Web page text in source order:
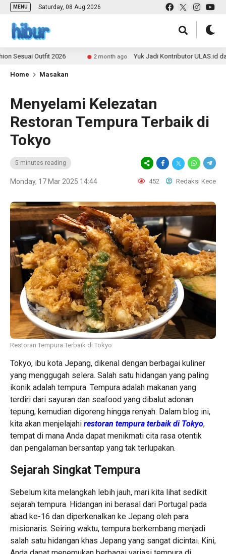
MENU Saturday, 08 Aug 2026
Outfit 2026 2 month ago Yuk Jadi Kontributor ULAS.id dan
Home Masakan
Menyelami Kelezatan
Restoran Tempura Terbaik di
Tokyo
5 minutes reading
Monday, 17 Mar 2025 14:44 452 Redaksi Kece
Restoran Tempura Terbaik di Tokyo
Tokyo, ibu kota Jepang, dikenal dengan berbagai kuliner
yang menggugah selera. Salah satu hidangan yang paling
ikonik adalah tempura. Tempura adalah makanan yang
terdiri dari sayuran dan seafood yang dibalut adonan
tepung, kemudian digoreng hingga renyah. Dalam blog ini,
kita akan menjelajahi restoran tempura terbaik di Tokyo,
tempat di mana Anda dapat menikmati cita rasa otentik
dan pengalaman bersantap yang tak terlupakan.
Sejarah Singkat Tempura
Sebelum kita melangkah lebih jauh, mari kita lihat sedikit
sejarah tempura. Hidangan ini berasal dari Portugal pada
abad ke-16 dan diperkenalkan ke Jepang oleh para
misionaris. Seiring waktu, tempura berkembang menjadi
salah satu hidangan khas Jepang yang sangat dicintai. Kini,